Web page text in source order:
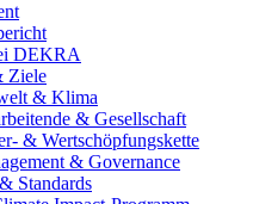
DEKRA
Ziele
& Klima
& Gesellschaft
& Wertschöpfungskette
& Governance
Standards